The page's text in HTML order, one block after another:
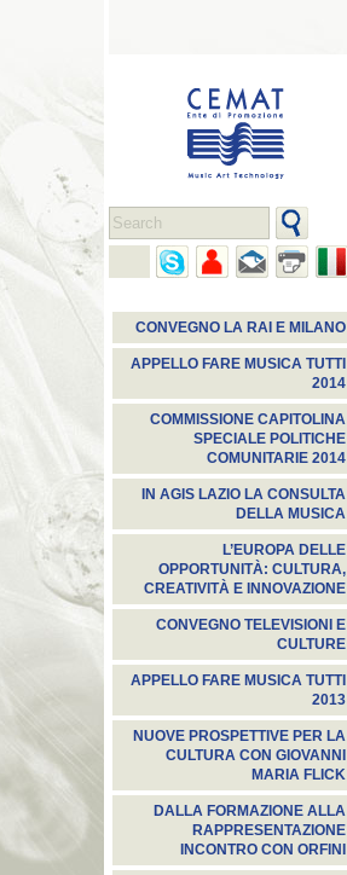
CONVEGNO LA RAI E MILANO
APPELLO FARE MUSICA TUTTI
2014
COMMISSIONE CAPITOLINA
SPECIALE POLITICHE
COMUNITARIE 2014
IN AGIS LAZIO LA CONSULTA
DELLA MUSICA
L’EUROPA DELLE
OPPORTUNITÀ: CULTURA,
CREATIVITÀ E INNOVAZIONE
CONVEGNO TELEVISIONI E
CULTURE
APPELLO FARE MUSICA TUTTI
2013
NUOVE PROSPETTIVE PER LA
CULTURA CON GIOVANNI
MARIA FLICK
DALLA FORMAZIONE ALLA
RAPPRESENTAZIONE
INCONTRO CON ORFINI